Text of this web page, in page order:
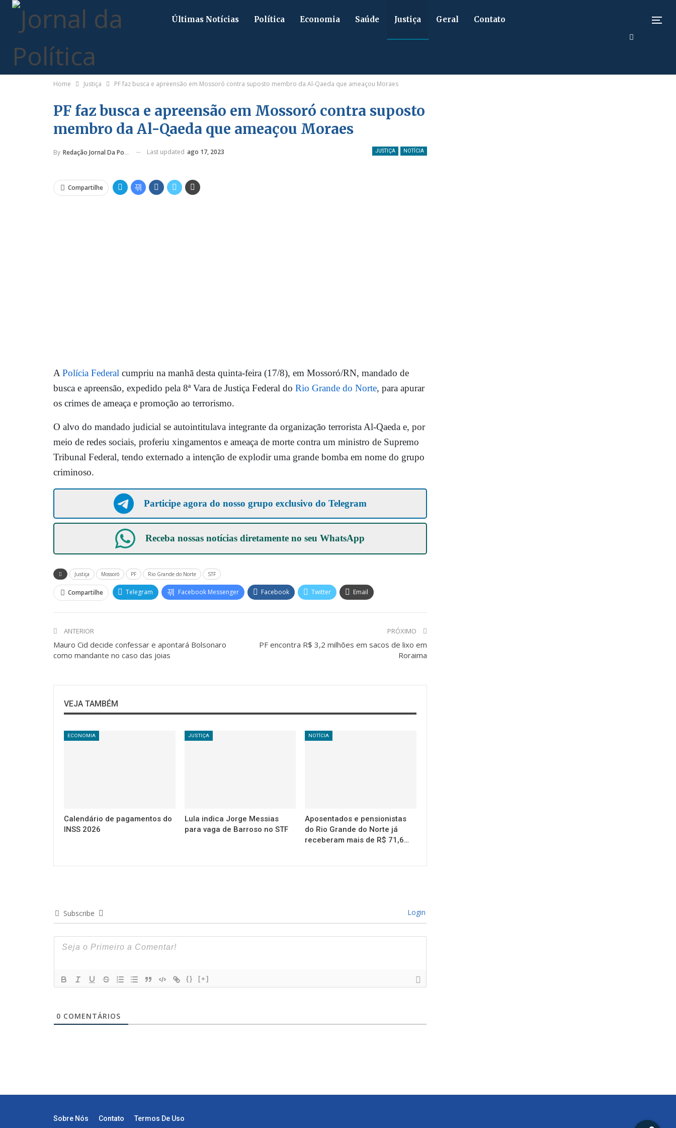
Últimas Notícias Política Economia Saúde Justiça Geral Contato
Home Justiça PF faz busca e apreensão em Mossoró contra suposto membro da Al-Qaeda que ameaçou Moraes
PF faz busca e apreensão em Mossoró contra suposto
membro da Al-Qaeda que ameaçou Moraes
JUSTIÇA NOTÍCIA
By Redação Jornal Da Política Last updated ago 17, 2023
Compartilhe
APolícia Federal cumpriu na manhã desta quinta-feira (17/8), em Mossoró/RN, mandado de
busca e apreensão, expedido pela 8ª Vara de Justiça Federal do Rio Grande do Norte, para apurar
os crimes de ameaça e promoção ao terrorismo.
O alvo do mandado judicial se autointitulava integrante da organização terrorista Al-Qaeda e, por
meio de redes sociais, proferiu xingamentos e ameaça de morte contra um ministro de Supremo
Tribunal Federal, tendo externado a intenção de explodir uma grande bomba em nome do grupo
criminoso.
Participe agora do nosso grupo exclusivo do Telegram
Receba nossas notícias diretamente no seuWhatsApp
Justiça Mossoró PF Rio Grande do Norte STF
Compartilhe Telegram Facebook Messenger Facebook Twitter Email
ANTERIOR
Mauro Cid decide confessar e apontará Bolsonaro
como mandante no caso das joias
PRÓXIMO
PF encontra R$ 3,2 milhões em sacos de lixo em
Roraima
VEJA TAMBÉM
ECONOMIA
Calendário de pagamentos do
INSS 2026
JUSTIÇA
Lula indica Jorge Messias
para vaga de Barroso no STF
NOTÍCIA
Aposentados e pensionistas
do Rio Grande do Norte já
receberam mais de R$ 71,6…
Subscribe Login
{} [+]
0 COMENTÁRIOS
Sobre Nós Contato Termos De Uso